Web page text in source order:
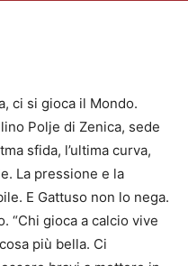
ci si gioca il Mondo.
Polje di Zenica, sede
sfida, l’ultima curva,
La pressione e la
E Gattuso non lo nega.
“Chi gioca a calcio vive
più bella. Ci